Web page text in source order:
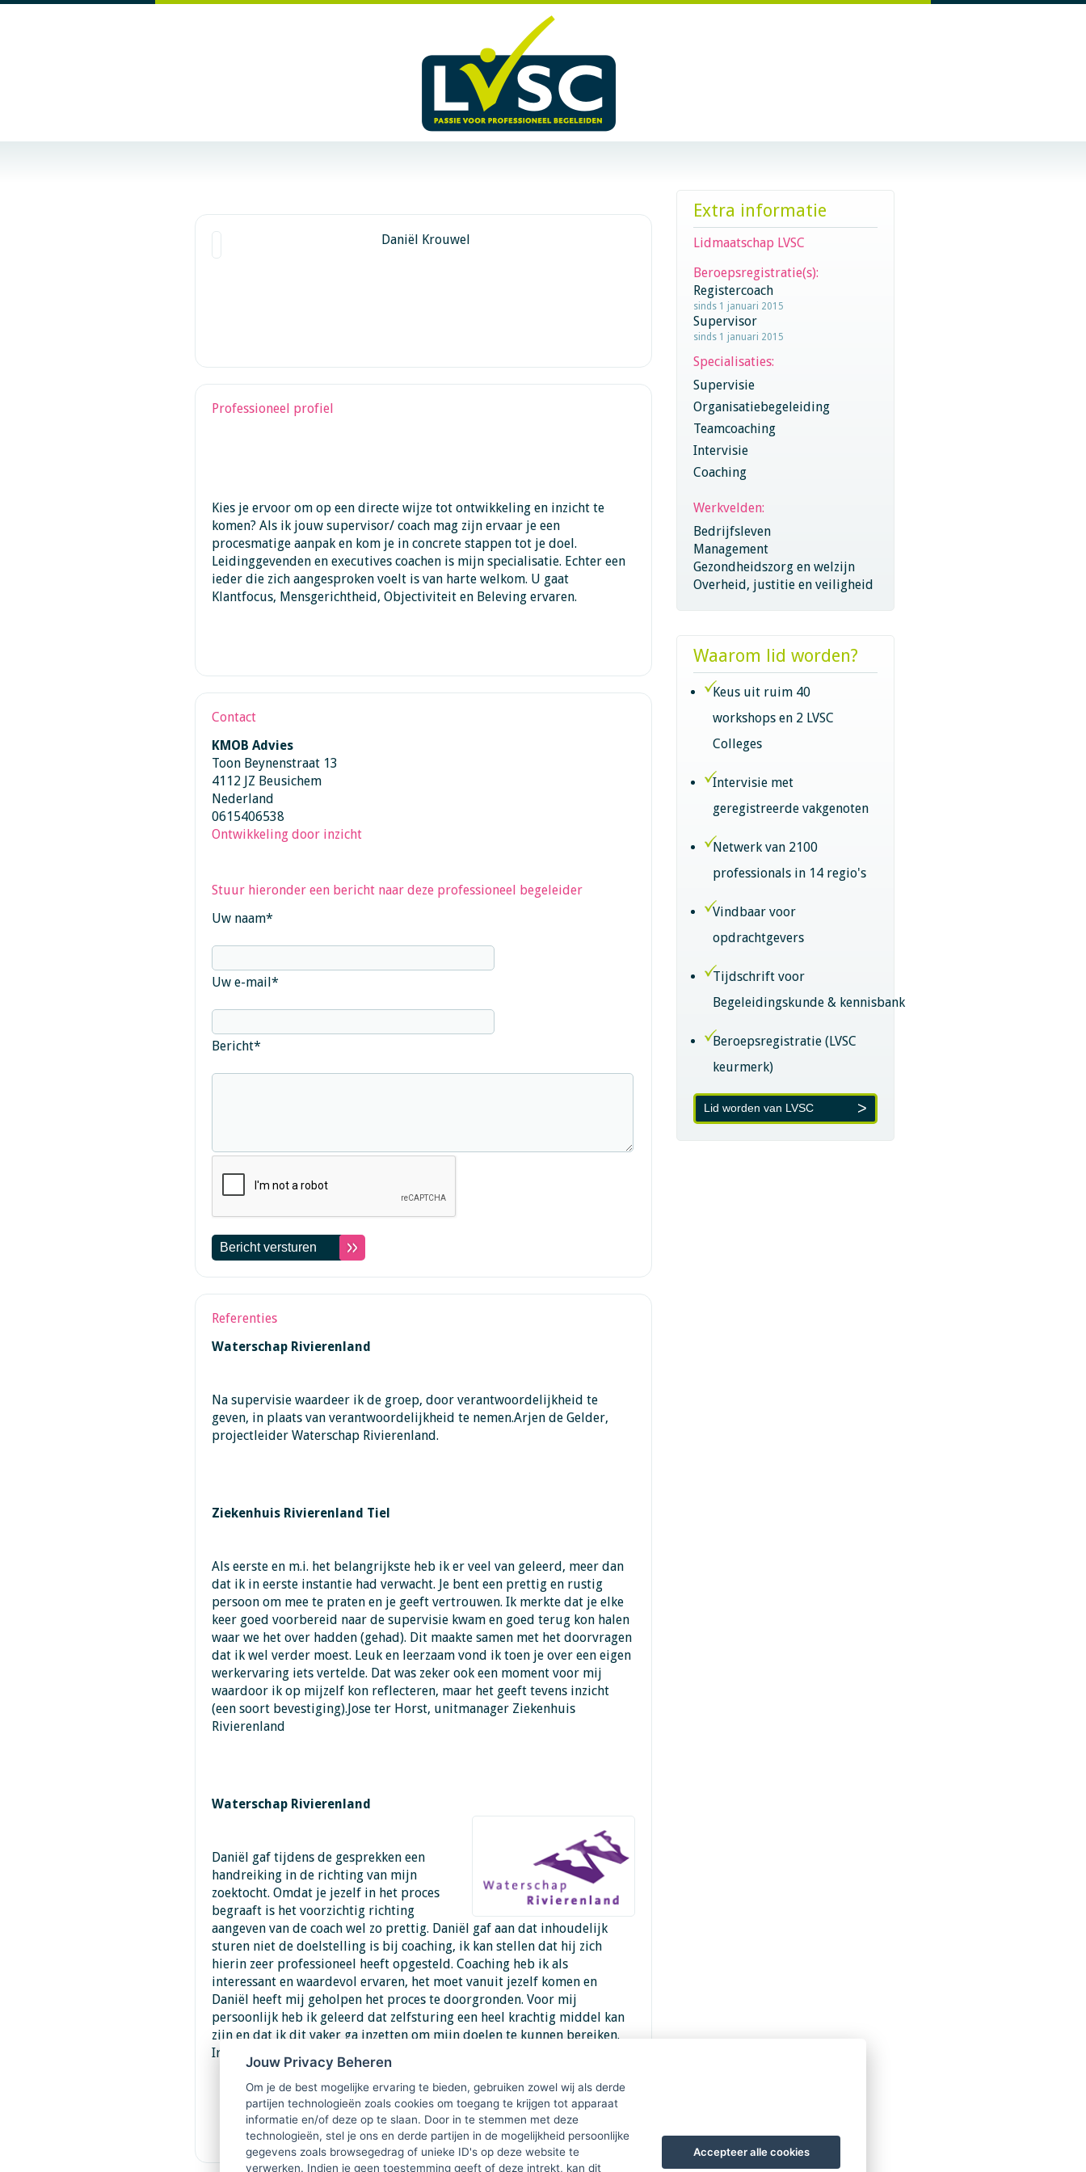
Daniël Krouwel
Professioneel profiel
Kies je ervoor om op een directe wijze tot ontwikkeling en inzicht te
komen? Als ik jouw supervisor/ coach mag zijn ervaar je een
procesmatige aanpak en kom je in concrete stappen tot je doel.
Leidinggevenden en executives coachen is mijn specialisatie. Echter een
ieder die zich aangesproken voelt is van harte welkom. U gaat
Klantfocus, Mensgerichtheid, Objectiviteit en Beleving ervaren.
Contact
KMOB Advies
Toon Beynenstraat 13
4112 JZ Beusichem
Nederland
0615406538
Ontwikkeling door inzicht
Stuur hieronder een bericht naar deze professioneel begeleider
Uw naam*
Uw e-mail*
Bericht*
Referenties
Waterschap Rivierenland
Na supervisie waardeer ik de groep, door verantwoordelijkheid te
geven, in plaats van verantwoordelijkheid te nemen.Arjen de Gelder,
projectleider Waterschap Rivierenland.
Ziekenhuis Rivierenland Tiel
Als eerste en m.i. het belangrijkste heb ik er veel van geleerd, meer dan
dat ik in eerste instantie had verwacht. Je bent een prettig en rustig
persoon om mee te praten en je geeft vertrouwen. Ik merkte dat je elke
keer goed voorbereid naar de supervisie kwam en goed terug kon halen
waar we het over hadden (gehad). Dit maakte samen met het doorvragen
dat ik wel verder moest. Leuk en leerzaam vond ik toen je over een eigen
werkervaring iets vertelde. Dat was zeker ook een moment voor mij
waardoor ik op mijzelf kon reflecteren, maar het geeft tevens inzicht
(een soort bevestiging).Jose ter Horst, unitmanager Ziekenhuis
Rivierenland
Waterschap Rivierenland
Daniël gaf tijdens de gesprekken een
handreiking in de richting van mijn
zoektocht. Omdat je jezelf in het proces
begraaft is het voorzichtig richting
aangeven van de coach wel zo prettig. Daniël gaf aan dat inhoudelijk
sturen niet de doelstelling is bij coaching, ik kan stellen dat hij zich
hierin zeer professioneel heeft opgesteld. Coaching heb ik als
interessant en waardevol ervaren, het moet vanuit jezelf komen en
Daniël heeft mij geholpen het proces te doorgronden. Voor mij
persoonlijk heb ik geleerd dat zelfsturing een heel krachtig middel kan
zijn en dat ik dit vaker ga inzetten om mijn doelen te kunnen bereiken.
Iris Tan, projectmedewerkster
Extra informatie
Lidmaatschap LVSC
Beroepsregistratie(s):
Registercoach
sinds 1 januari 2015
Supervisor
sinds 1 januari 2015
Specialisaties:
Supervisie
Organisatiebegeleiding
Teamcoaching
Intervisie
Coaching
Werkvelden:
Bedrijfsleven
Management
Gezondheidszorg en welzijn
Overheid, justitie en veiligheid
Waarom lid worden?
Keus uit ruim 40
workshops en 2 LVSC
Colleges
Intervisie met
geregistreerde vakgenoten
Netwerk van 2100
professionals in 14 regio's
Vindbaar voor
opdrachtgevers
Tijdschrift voor
Begeleidingskunde & kennisbank
Beroepsregistratie (LVSC
keurmerk)
Lid worden van LVSC
Jouw Privacy Beheren
Om je de best mogelijke ervaring te bieden, gebruiken zowel wij als derde
partijen technologieën zoals cookies om toegang te krijgen tot apparaat
informatie en/of deze op te slaan. Door in te stemmen met deze
technologieën, stel je ons en derde partijen in de mogelijkheid persoonlijke
gegevens zoals browsegedrag of unieke ID's op deze website te
verwerken. Indien je geen toestemming geeft of deze intrekt, kan dit
Accepteer alle cookies